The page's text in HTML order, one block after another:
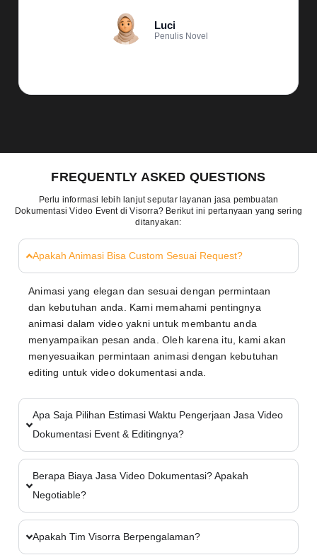
Luci
Penulis Novel
FREQUENTLY ASKED QUESTIONS
Perlu informasi lebih lanjut seputar layanan jasa pembuatan
Dokumentasi Video Event di Visorra? Berikut ini pertanyaan yang sering
ditanyakan:
Apakah Animasi Bisa Custom Sesuai Request?
Animasi yang elegan dan sesuai dengan permintaan
dan kebutuhan anda. Kami memahami pentingnya
animasi dalam video yakni untuk membantu anda
menyampaikan pesan anda. Oleh karena itu, kami akan
menyesuaikan permintaan animasi dengan kebutuhan
editing untuk video dokumentasi anda.
Apa Saja Pilihan Estimasi Waktu Pengerjaan Jasa Video
Dokumentasi Event & Editingnya?
Berapa Biaya Jasa Video Dokumentasi? Apakah
Negotiable?
Apakah Tim Visorra Berpengalaman?